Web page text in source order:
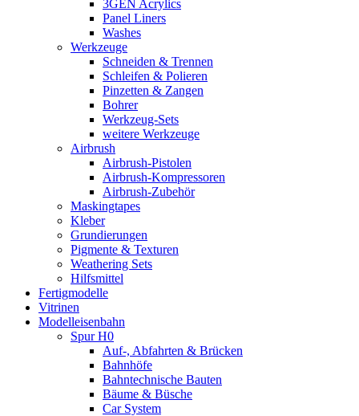
3GEN Acrylics
Panel Liners
Washes
Werkzeuge
Schneiden & Trennen
Schleifen & Polieren
Pinzetten & Zangen
Bohrer
Werkzeug-Sets
weitere Werkzeuge
Airbrush
Airbrush-Pistolen
Airbrush-Kompressoren
Airbrush-Zubehör
Maskingtapes
Kleber
Grundierungen
Pigmente & Texturen
Weathering Sets
Hilfsmittel
Fertigmodelle
Vitrinen
Modelleisenbahn
Spur H0
Auf-, Abfahrten & Brücken
Bahnhöfe
Bahntechnische Bauten
Bäume & Büsche
Car System